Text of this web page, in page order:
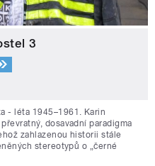
3
- léta 1945–1961. Karin
dosavadní paradigma
zahlazenou historii stále
stereotypů o „černé